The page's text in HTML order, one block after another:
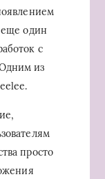
еще один
с
из
просто